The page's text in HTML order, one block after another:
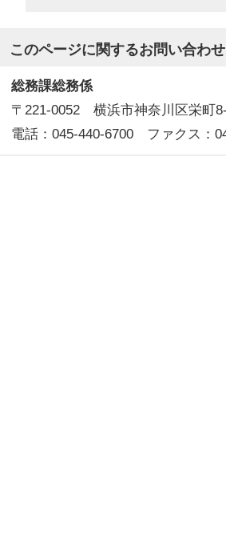
このページに関するお問い合わせ
総務課総務係
〒221-0052 横浜市神奈川区栄町
電話：045-440-6700 ファクス：